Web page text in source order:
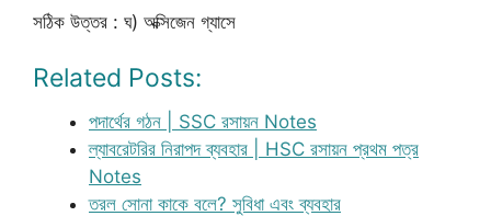
সঠিক উত্তর : ঘ) অক্সিজেন গ্যাসে
Related Posts:
পদার্থের গঠন | SSC রসায়ন Notes
ল্যাবরেটরির নিরাপদ ব্যবহার | HSC রসায়ন প্রথম পত্র
Notes
তরল সোনা কাকে বলে? সুবিধা এবং ব্যবহার